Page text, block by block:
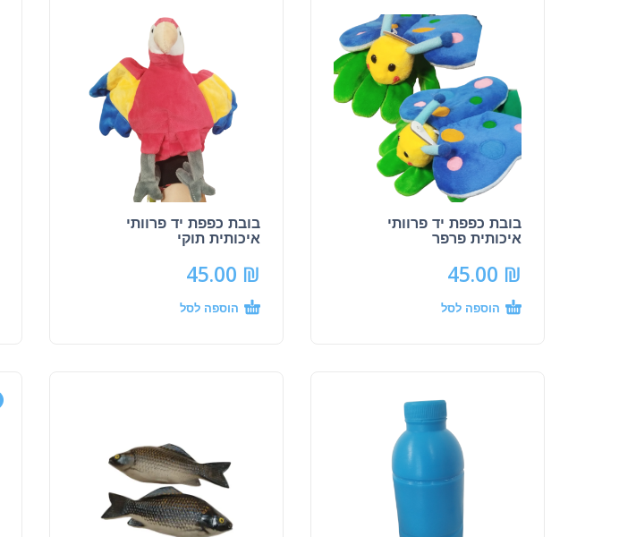
בובת כפפת יד פרוותי
איכותית פרפר
45.00 ₪
הוספה לסל
בובת כפפת יד פרוותי
איכותית תוקי
45.00 ₪
הוספה לסל